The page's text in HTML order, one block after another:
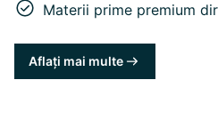
Materii prime premium
Aflați mai multe